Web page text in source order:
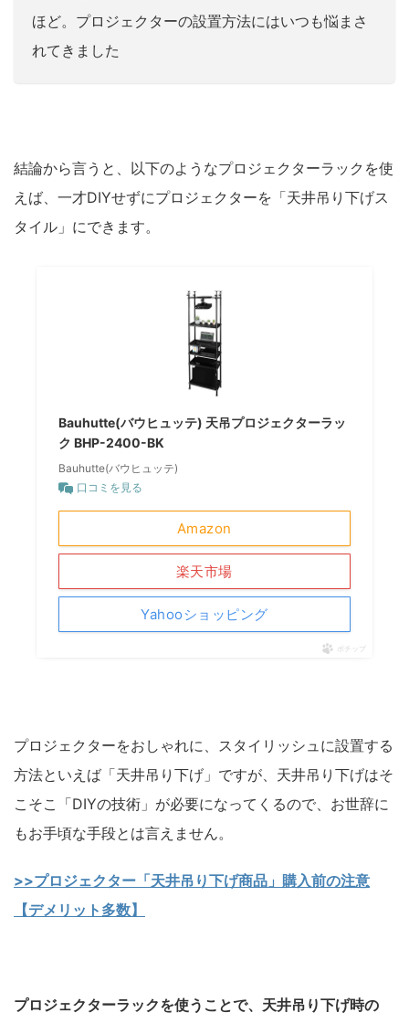
ほど。プロジェクターの設置方法にはいつも悩まさ
れてきました
結論から言うと、以下のようなプロジェクターラックを使
えば、一才DIYせずにプロジェクターを「天井吊り下げス
タイル」にできます。
Bauhutte(バウヒュッテ) 天吊プロジェクターラッ
ク BHP-2400-BK
Bauhutte(バウヒュッテ)
口コミを見る
Amazon
楽天市場
Yahooショッピング
ポチップ
プロジェクターをおしゃれに、スタイリッシュに設置する
方法といえば「天井吊り下げ」ですが、天井吊り下げはそ
こそこ「DIYの技術」が必要になってくるので、お世辞に
もお手頃な手段とは言えません。
>>プロジェクター「天井吊り下げ商品」購入前の注意
【デメリット多数】
プロジェクターラックを使うことで、天井吊り下げ時の